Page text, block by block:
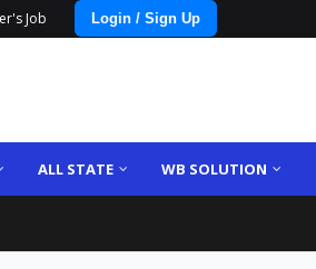
Job Login / Sign Up
ALL STATE WB SOLUTION